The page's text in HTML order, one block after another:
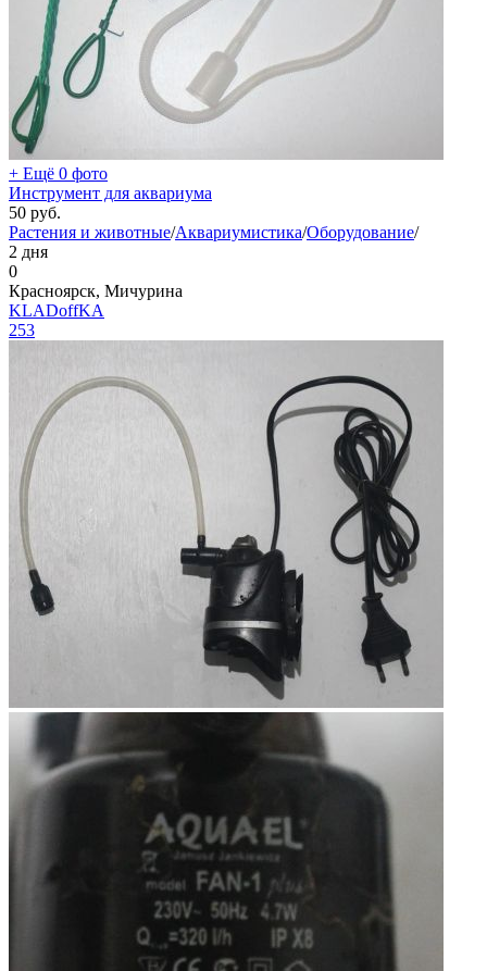
+ Ещё 0 фото
Инструмент для аквариума
50 руб.
Растения и животные/Аквариумистика/Оборудование/
2 дня
0
Красноярск, Мичурина
KLADoffKA
253